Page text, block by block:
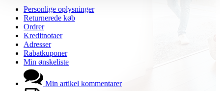
Personlige oplysninger
Returnerede køb
Ordrer
Kreditnotaer
Adresser
Rabatkuponer
Min ønskeliste
Min artikel kommentarer